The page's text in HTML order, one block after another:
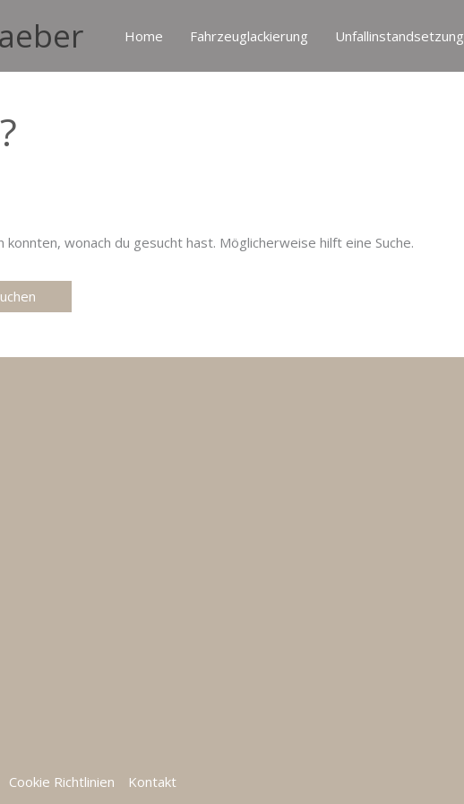
Home Fahrzeuglackierung Unfallinstandsetzung
wonach du gesucht hast. Möglicherweise hilft eine Suche.
Cookie Richtlinien Kontakt